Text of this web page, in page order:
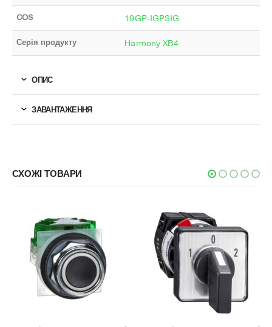
COS 19GP-IGPSIG
Серія продукту Harmony XB4
ОПИС
ЗАВАНТАЖЕННЯ
СХОЖІ ТОВАРИ